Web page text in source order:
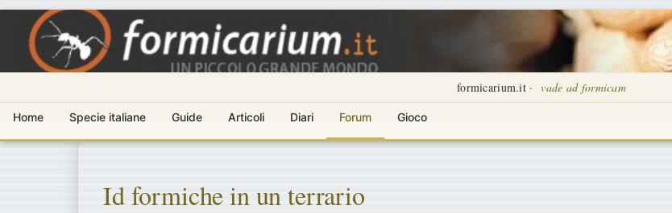
formicarium.it · vade ad formicam
Home Specie italiane Guide Articoli Diari Forum Gioco
Id formiche in un terrario